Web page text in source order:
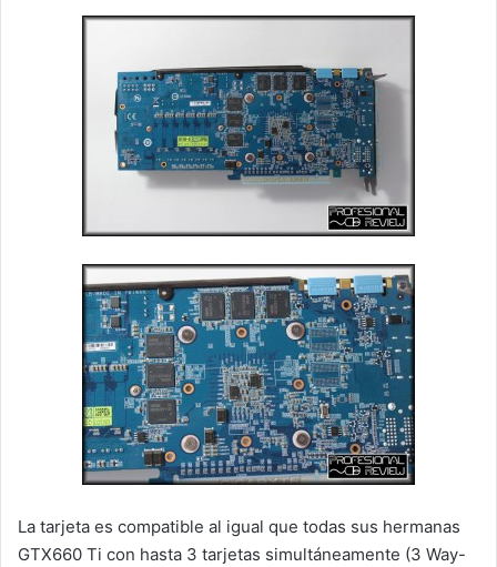
La tarjeta es compatible al igual que todas sus hermanas
GTX660 Ti con hasta 3 tarjetas simultáneamente (3 Way-